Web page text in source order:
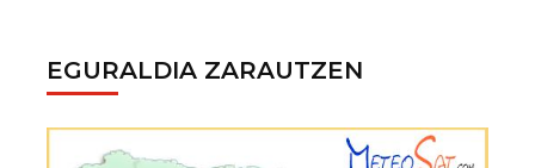
EGURALDIA ZARAUTZEN